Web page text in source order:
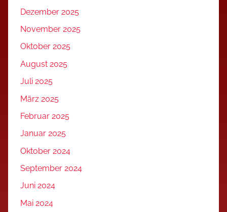
Dezember 2025
November 2025
Oktober 2025
August 2025
Juli 2025
März 2025
Februar 2025
Januar 2025
Oktober 2024
September 2024
Juni 2024
Mai 2024